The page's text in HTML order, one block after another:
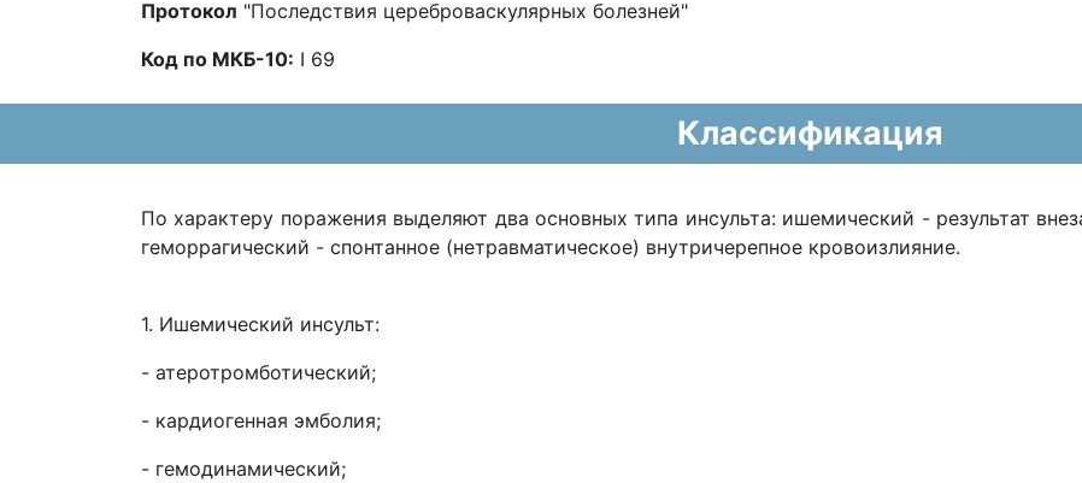
Протокол "Последствия цереброваскулярных болезней"
Код по МКБ-10: I 69
Классификация
По характеру поражения выделяют два основных типа инсульта: ишемический - результат
геморрагический - спонтанное (нетравматическое) внутричерепное кровоизлияние.
1. Ишемический инсульт:
- атеротромботический;
- кардиогенная эмболия;
- гемодинамический;